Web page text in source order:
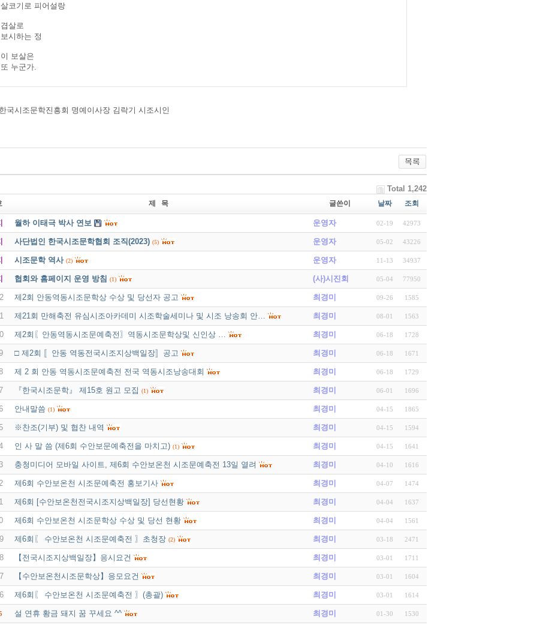
코기로 피어설랑
살로
시하는 정
보살은
누군가.
국시조문학진흥회 명예이사장 김락기 시조시인
Total 1,242
제 목 글쓴이 날짜 조회
월하 이태극 박사 연보 운영자 02-19 42973
사단법인 한국시조문학협회 조직(2023) (5) 운영자 05-02 43226
시조문학 역사 (2) 운영자 11-13 34937
협회와 홈페이지 운영 방침 (1) (사)시진회 05-04 77950
제2회 안동역동시조문학상 수상 및 당선자 공고 최경미 09-26 1585
제21회 만해축전 유심시조아카데미 시조학술세미나 및 시조 낭송회 안… 최경미 08-01 1563
제2회〖안동역동시조문예축전〗역동시조문학상및 신인상 … 최경미 06-18 1728
□ 제2회 〚안동 역동전국시조지상백일장〛공고 최경미 06-18 1671
제 2 회 안동 역동시조문예축전 전국 역동시조낭송대회 최경미 06-18 1729
『한국시조문학』 제15호 원고 모집 (1) 최경미 06-01 1696
안내말씀 (1) 최경미 04-15 1865
※찬조(기부) 및 협찬 내역 최경미 04-15 1594
인 사 말 씀 (제6회 수안보문예축전을 마치고) (1) 최경미 04-15 1641
충청미디어 모바일 사이트, 제6회 수안보온천 시조문예축전 13일 열려 최경미 04-10 1616
제6회 수안보온천 시조문예축전 홍보기사 최경미 04-07 1474
제6회 [수안보온천전국시조지상백일장] 당선현황 최경미 04-04 1637
제6회 수안보온천 시조문학상 수상 및 당선 현황 최경미 04-04 1561
제6회〖 수안보온천 시조문예축전 〗초청장 (2) 최경미 03-18 2471
【전국시조지상백일장】응시요건 최경미 03-01 1711
【수안보온천시조문학상】응모요건 최경미 03-01 1604
제6회〖 수안보온천 시조문예축전 〗(총괄) 최경미 03-01 1614
설 연휴 황금 돼지 꿈 꾸세요 ^^ 최경미 01-30 1530